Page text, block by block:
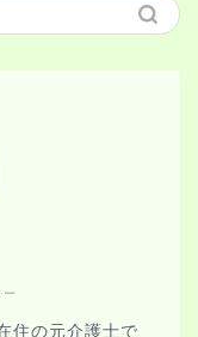
住の元介護士で